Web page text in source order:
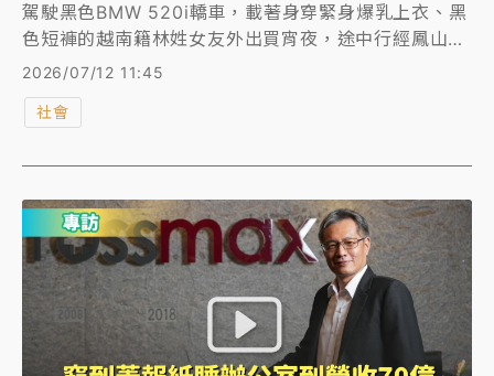
駕駛黑色BMW 520i轎車，載著身穿緊身爆乳上衣、黑
色短褲的越南籍林姓女友外出買宵夜，途中行經鳳山區
鎮南街時，遭警方攔查。警方要求林女提供身分證字
號，她卻當場愣住、支支吾吾說不出來，警方進一步查
詢赫然發現，她的居留效期早在今年4月25日就已屆
2026/07/12 11:45
社會